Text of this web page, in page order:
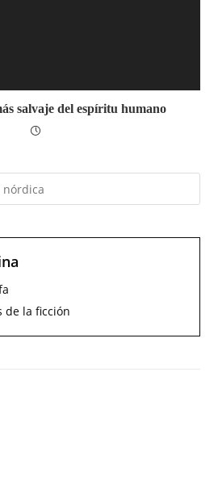
salvaje del espíritu humano
de la ficción